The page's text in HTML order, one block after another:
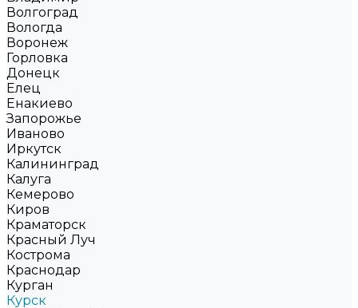
Волгоград
Вологда
Воронеж
Горловка
Донецк
Елец
Енакиево
Запорожье
Иваново
Иркутск
Калининград
Калуга
Кемерово
Киров
Краматорск
Красный Луч
Кострома
Краснодар
Курган
Курск